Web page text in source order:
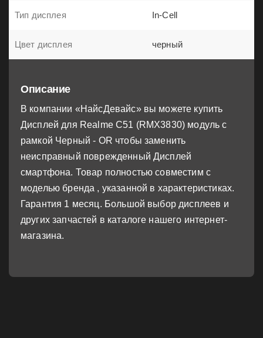
Тип дисплея In-Cell
Цвет дисплея черный
Описание
В компании «НайсДевайс» вы можете купить
Дисплей для Realme C51 (RMX3830) модуль с
рамкой Черный - OR чтобы заменить
неисправный поврежденный Дисплей
смартфона. Товар полностью совместим с
моделью бренда , указанной в характеристиках.
Гарантия 1 месяц. Большой выбор дисплеев и
других запчастей в каталоге нашего интернет-
магазина.